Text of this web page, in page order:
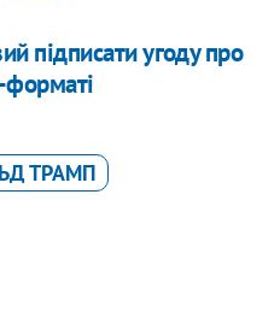
підписати угоду про
ТРАМП